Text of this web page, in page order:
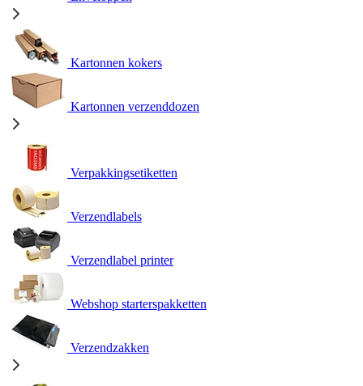
Kartonnen kokers
Kartonnen verzenddozen
Verpakkingsetiketten
Verzendlabels
Verzendlabel printer
Webshop starterspakketten
Verzendzakken